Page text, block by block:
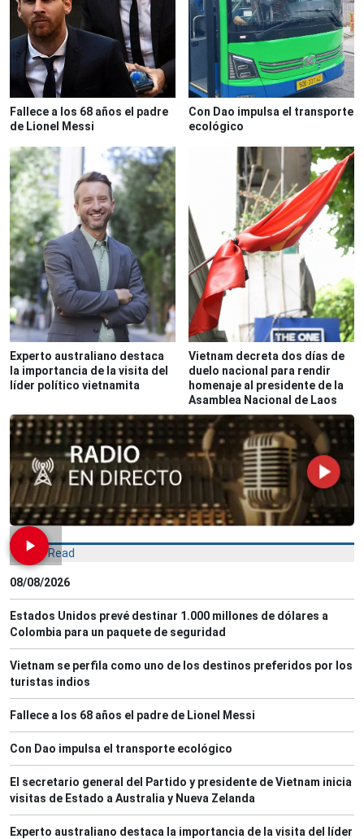
Fallece a los 68 años el padre
de Lionel Messi
Con Dao impulsa el transporte
ecológico
Experto australiano destaca
la importancia de la visita del
líder político vietnamita
Vietnam decreta dos días de
duelo nacional para rendir
homenaje al presidente de la
Asamblea Nacional de Laos
Most Read
08/08/2026
Estados Unidos prevé destinar 1.000 millones de dólares a
Colombia para un paquete de seguridad
Vietnam se perfila como uno de los destinos preferidos por los
turistas indios
Fallece a los 68 años el padre de Lionel Messi
Con Dao impulsa el transporte ecológico
El secretario general del Partido y presidente de Vietnam inicia
visitas de Estado a Australia y Nueva Zelanda
Experto australiano destaca la importancia de la visita del líder